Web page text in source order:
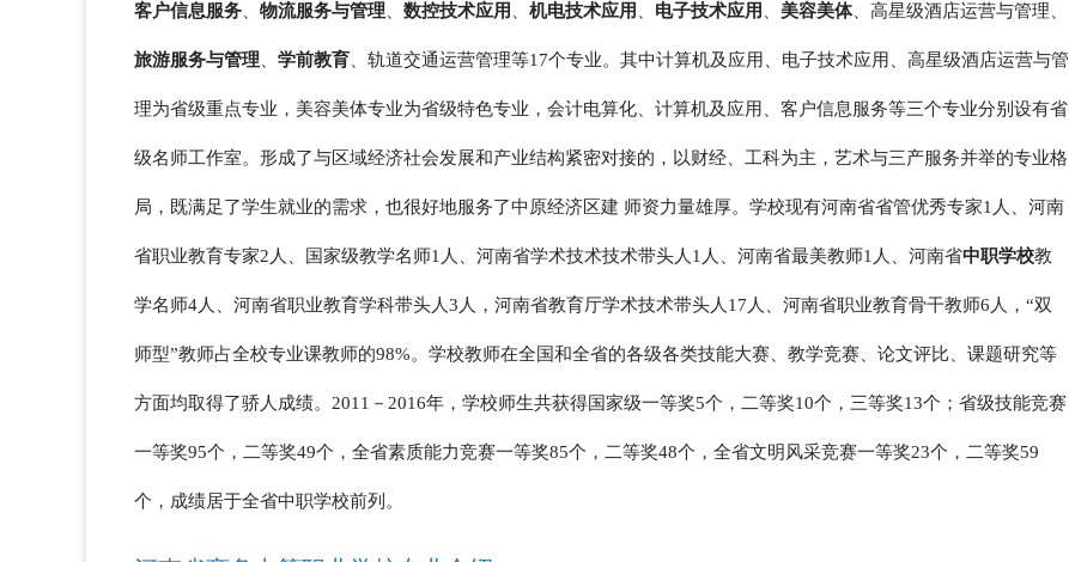
客户信息服务、 物流服务与管理、 数控技术应用 、 机电技术应用 、 电子技术应用 、 美容美体、高星级酒店运营与管理、
旅游服务与管理、 学前教育、轨道交通运营管理等17个专业。其中计算机及应用、电子技术应用、高星级酒店运营与管
理为省级重点专业，美容美体专业为省级特色专业，会计电算化、计算机及应用、客户信息服务等三个专业分别设有省
级名师工作室。形成了与区域经济社会发展和产业结构紧密对接的，以财经、工科为主，艺术与三产服务并举的专业格
局，既满足了学生就业的需求，也很好地服务了中原经济区建 师资力量雄厚。学校现有河南省省管优秀专家1人、河南
省职业教育专家2人、国家级教学名师1人、河南省学术技术技术带头人1人、河南省最美教师1人、河南省中职学校教
学名师4人、河南省职业教育学科带头人3人，河南省教育厅学术技术带头人17人、河南省职业教育骨干教师6人，“双
师型”教师占全校专业课教师的98%。学校教师在全国和全省的各级各类技能大赛、教学竞赛、论文评比、课题研究等
方面均取得了骄人成绩。2011－2016年，学校师生共获得国家级一等奖5个，二等奖10个，三等奖13个；省级技能竞赛
一等奖95个，二等奖49个，全省素质能力竞赛一等奖85个，二等奖48个，全省文明风采竞赛一等奖23个，二等奖59
个，成绩居于全省中职学校前列。